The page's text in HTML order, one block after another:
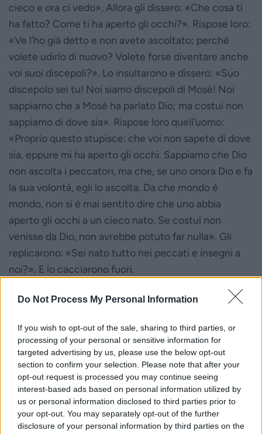
Do Not Process My Personal Information
If you wish to opt-out of the sale, sharing to third parties, or
processing of your personal or sensitive information for
targeted advertising by us, please use the below opt-out
section to confirm your selection. Please note that after your
opt-out request is processed you may continue seeing
interest-based ads based on personal information utilized by
us or personal information disclosed to third parties prior to
your opt-out. You may separately opt-out of the further
disclosure of your personal information by third parties on the
cieco e ora ci vedo». Allora gli dissero: «Che cosa ti
ha fatto? Come ti ha aperto gli occhi?». Rispose loro:
«Ve l’ho già detto e non avete ascoltato; perché
volete udirlo di nuovo? Volete forse diventare anche
voi suoi discepoli?». Lo insultarono e dissero: «Suo
discepolo sei tu! Noi siamo discepoli di Mosè! Noi
sappiamo che a Mosè ha parlato Dio; ma costui non
sappiamo di dove sia». Rispose loro quell’uomo:
«Proprio questo stupisce: che voi non sapete di dove
sia, eppure mi ha aperto gli occhi. Sappiamo che Dio
non ascolta i peccatori, ma che, se uno onora Dio e fa
la sua volontà, egli lo ascolta. Da che mondo è
mondo, non si è mai sentito dire che uno abbia
aperto gli occhi a un cieco nato. Se costui non
venisse da Dio, non avrebbe potuto far nulla». Gli
replicarono: «Sei nato tutto nei peccati e insegni a
noi?». E lo cacciarono fuori.
trovò, gli disse:«Tu, credi nel Figlio dell’uomo?
». Egli
disse Gesù: «Lo hai visto:è colui che parla con te».
Ed egli disse:«Credo, Signore!».E si prostrò dinanzi a
lui. Gesù allora disse: «È per un giudizio che io sono
venuto in questo mondo, perché coloro che non
vedono, vedano e quelli che vedono, diventino
ciechi». Alcuni dei farisei che erano con lui udirono